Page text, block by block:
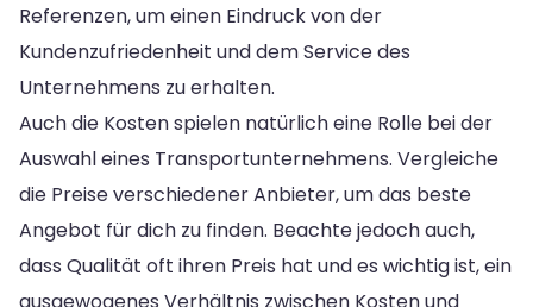
Referenzen, um einen Eindruck von der
Kundenzufriedenheit und dem Service des
Unternehmens zu erhalten.
Auch die Kosten spielen natürlich eine Rolle bei der
Auswahl eines Transportunternehmens. Vergleiche
die Preise verschiedener Anbieter, um das beste
Angebot für dich zu finden. Beachte jedoch auch,
dass Qualität oft ihren Preis hat und es wichtig ist, ein
ausgewogenes Verhältnis zwischen Kosten und